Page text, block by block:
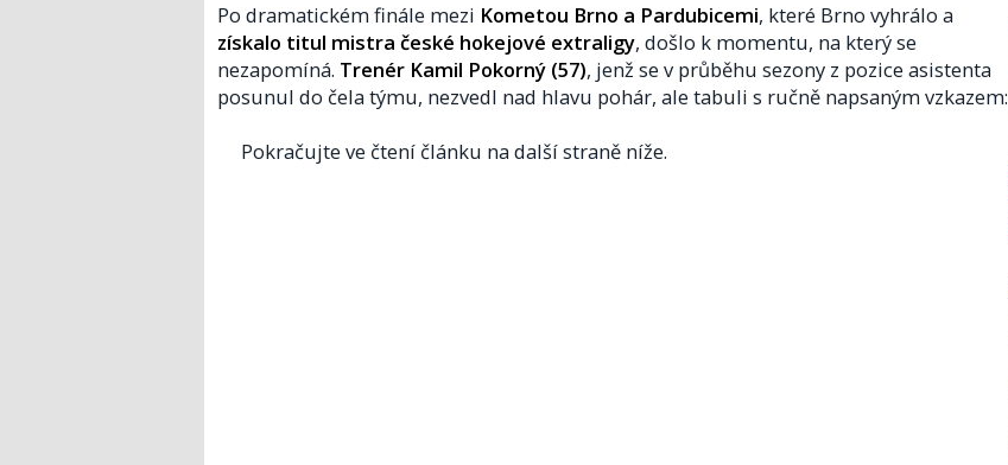
Po dramatickém finále mezi Kometou Brno a Pardubicemi, které Brno vyhrálo a
získalo titul mistra české hokejové extraligy, došlo k momentu, na který se
nezapomíná. Trenér Kamil Pokorný (57), jenž se v průběhu sezony z pozice asistenta
posunul do čela týmu, nezvedl nad hlavu pohár, ale tabuli s ručně napsaným vzkazem:
Pokračujte ve čtení článku na další straně níže.